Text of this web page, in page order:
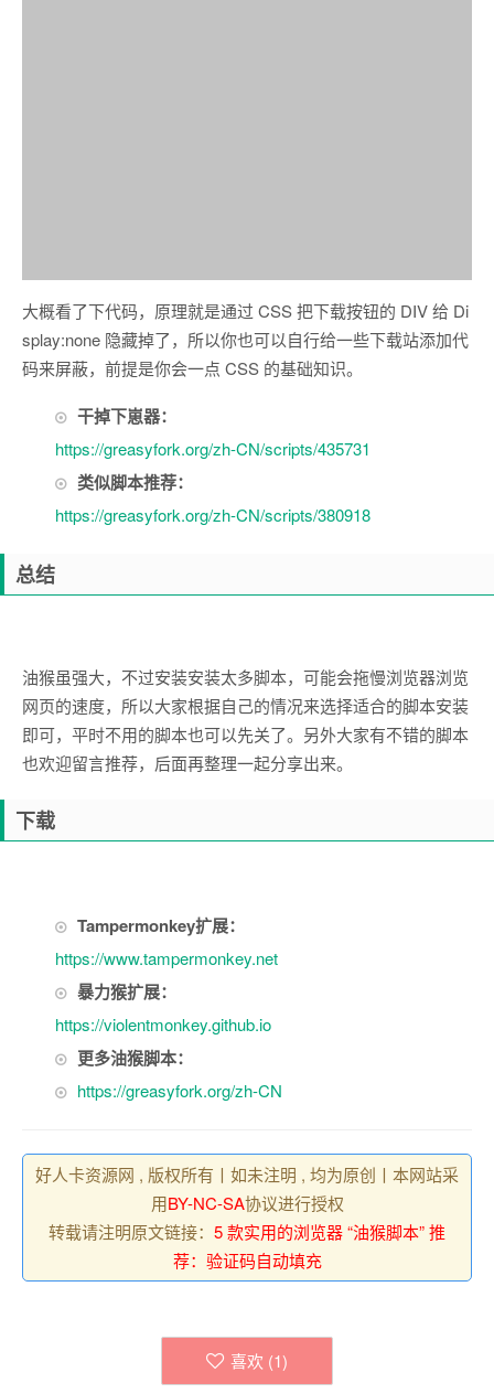
大概看了下代码，原理就是通过 CSS 把下载按钮的 DIV 给 Di
splay:none 隐藏掉了，所以你也可以自行给一些下载站添加代
码来屏蔽，前提是你会一点 CSS 的基础知识。
干掉下崽器：
https://greasyfork.org/zh-CN/scripts/435731
类似脚本推荐：
https://greasyfork.org/zh-CN/scripts/380918
总结
油猴虽强大，不过安装安装太多脚本，可能会拖慢浏览器浏览
网页的速度，所以大家根据自己的情况来选择适合的脚本安装
即可，平时不用的脚本也可以先关了。另外大家有不错的脚本
也欢迎留言推荐，后面再整理一起分享出来。
下载
Tampermonkey扩展：
https://www.tampermonkey.net
暴力猴扩展：
https://violentmonkey.github.io
更多油猴脚本：
https://greasyfork.org/zh-CN
好人卡资源网 , 版权所有丨如未注明 , 均为原创丨本网站采
用BY-NC-SA协议进行授权
转载请注明原文链接： 5 款实用的浏览器 “油猴脚本” 推
荐：验证码自动填充
喜欢 (1)